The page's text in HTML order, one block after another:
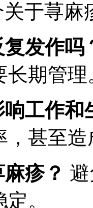
于荨
发作吗
长期管理
工作和
，甚至
疹？
。